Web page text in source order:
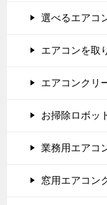
選べるエアコ
エアコンを取
エアコンクリ
お掃除ロボッ
業務用エアコ
窓用エアコン